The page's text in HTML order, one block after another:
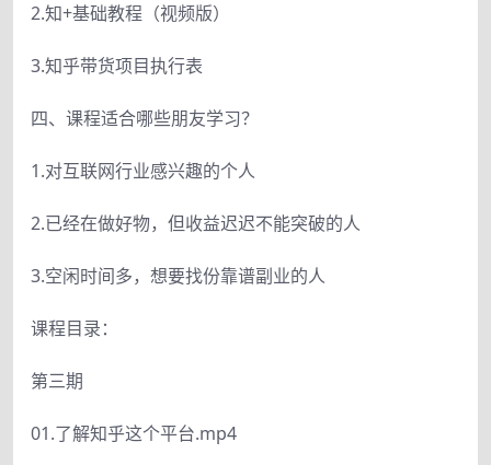
2.知+基础教程（视频版）
3.知乎带货项目执行表
四、课程适合哪些朋友学习？
1.对互联网行业感兴趣的个人
2.已经在做好物，但收益迟迟不能突破的人
3.空闲时间多，想要找份靠谱副业的人
课程目录：
第三期
01.了解知乎这个平台.mp4